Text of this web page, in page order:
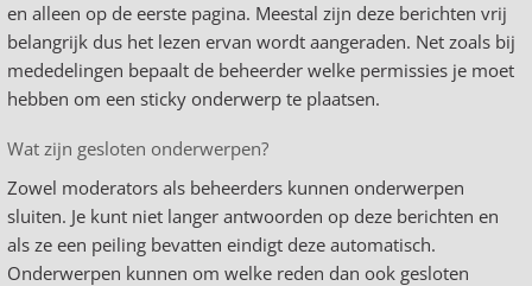
en alleen op de eerste pagina. Meestal zijn deze berichten vrij
belangrijk dus het lezen ervan wordt aangeraden. Net zoals bij
mededelingen bepaalt de beheerder welke permissies je moet
hebben om een sticky onderwerp te plaatsen.
Wat zijn gesloten onderwerpen?
Zowel moderators als beheerders kunnen onderwerpen
sluiten. Je kunt niet langer antwoorden op deze berichten en
als ze een peiling bevatten eindigt deze automatisch.
Onderwerpen kunnen om welke reden dan ook gesloten